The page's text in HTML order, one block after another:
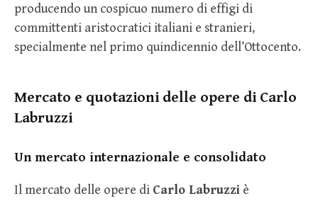
producendo un cospicuo numero di effigi di
committenti aristocratici italiani e stranieri,
specialmente nel primo quindicennio dell’Ottocento.
Mercato e quotazioni delle opere di Carlo
Labruzzi
Un mercato internazionale e consolidato
Il mercato delle opere di Carlo Labruzzi è